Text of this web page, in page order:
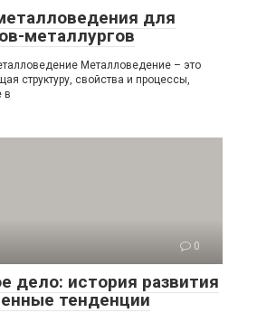
для
металлургов
Металловедение – это
структуру, свойства и процессы,
в
0
дело: история развития
тенденции